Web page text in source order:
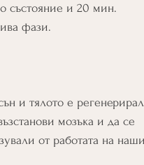
състояние и 20 мин.
фази.
и тялото е
мозъка и да се
от работата на